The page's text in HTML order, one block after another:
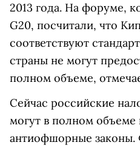
2013 года. На форуме,
G20, посчитали, что
соответствуют
страны не могут
полном объеме,
Сейчас российские
могут в полном объеме
антиофшорные законы.